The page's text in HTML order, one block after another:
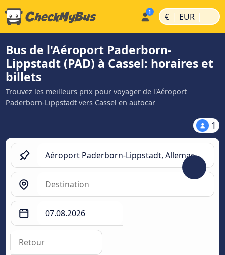
€ | EUR |
Bus de l'Aéroport Paderborn-
Lippstadt (PAD) à Cassel: horaires et
billets
Trouvez les meilleurs prix pour voyager de l'Aéroport
Paderborn-Lippstadt vers Cassel en autocar
1